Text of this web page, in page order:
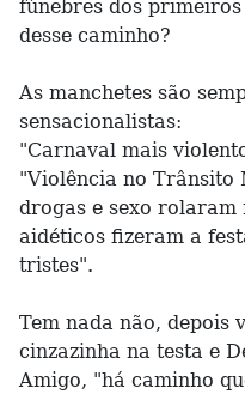
fúnebres dos
desse caminho?
As manchetes são
sensacionalistas:
"Carnaval mais
"Violência no Trânsito
drogas e sexo
aidéticos fizeram a
tristes".
Tem nada não, depois
cinzazinha na testa e
Amigo, "há caminho